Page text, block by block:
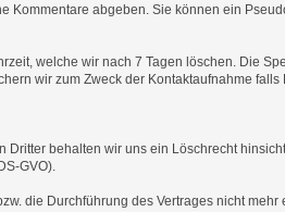
abgeben. Sie können ein
welche wir nach 7 Tagen löschen. Die
wir zum Zweck der Kontaktaufnahme
behalten wir uns ein Löschrecht
GVO).
die Durchführung des Vertrages nicht mehr